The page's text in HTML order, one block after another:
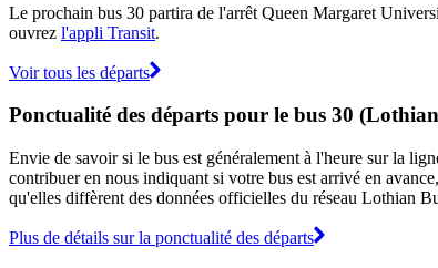
Le prochain bus 30 partira de l'arrêt Queen Margaret
ouvrez l'appli Transit.
Voir tous les départs
Ponctualité des départs pour le bus 30
Envie de savoir si le bus est généralement à l'heure sur la
contribuer en nous indiquant si votre bus est arrivé en
qu'elles diffèrent des données officielles du réseau Lothian
Plus de détails sur la ponctualité des départs